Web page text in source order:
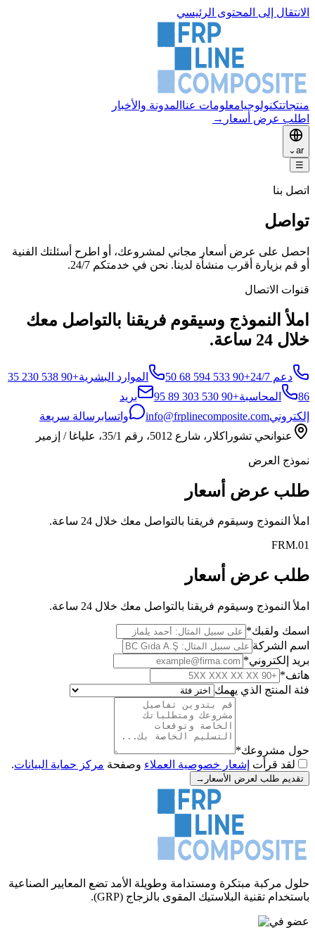
الانتقال إلى المحتوى الرئيسي
منتجاتتكنولوجيامعلومات عنا المدونة والأخبار
اطلب عرض أسعار →
ar
⌄
☰
اتصل بنا
تواصل
احصل على عرض أسعار مجاني لمشروعك، أو اطرح أسئلتك الفنية
أو قم بزيارة أقرب منشأة لدينا. نحن في خدمتكم 24/7.
قنوات الاتصال
املأ النموذج وسيقوم فريقنا بالتواصل معك
خلال 24 ساعة.
دعم 24/7 +90 533 594 68 50 الموارد البشرية
+90 538 230 35
86
المحاسبة+90 530 303 89 95
بريد
إلكترونيinfo@frplinecomposite.com واتسابرسالة سريعة
عنوانحي تشوراكلار، شارع 5012، رقم 35/1، علياغا / إزمير
نموذج العرض
طلب عرض أسعار
املأ النموذج وسيقوم فريقنا بالتواصل معك خلال 24 ساعة.
FRM.01
طلب عرض أسعار
املأ النموذج وسيقوم فريقنا بالتواصل معك خلال 24 ساعة.
اسمك ولقبك*
اسم الشركة
بريد إلكتروني*
هاتف*
فئة المنتج الذي يهمك
حول مشروعك*
لقد قرأت إشعار خصوصية العملاء وصفحة مركز حماية البيانات.
تقديم طلب لعرض الأسعار →
حلول مركبة مبتكرة ومستدامة وطويلة الأمد تضع المعايير الصناعية
باستخدام تقنية البلاستيك المقوى بالزجاج (GRP).
عضو في